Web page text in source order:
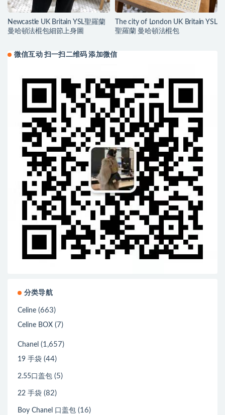
Newcastle UK Britain YSL聖羅蘭
曼哈頓法棍包細節上身圖
The city of London UK Britain YSL
聖羅蘭 曼哈頓法棍包
微信互动 扫一扫二维码 添加微信
分类导航
Celine (663)
Celine BOX (7)
Chanel (1,657)
19 手袋 (44)
2.55口盖包 (5)
22 手袋 (82)
Boy Chanel 口盖包 (16)